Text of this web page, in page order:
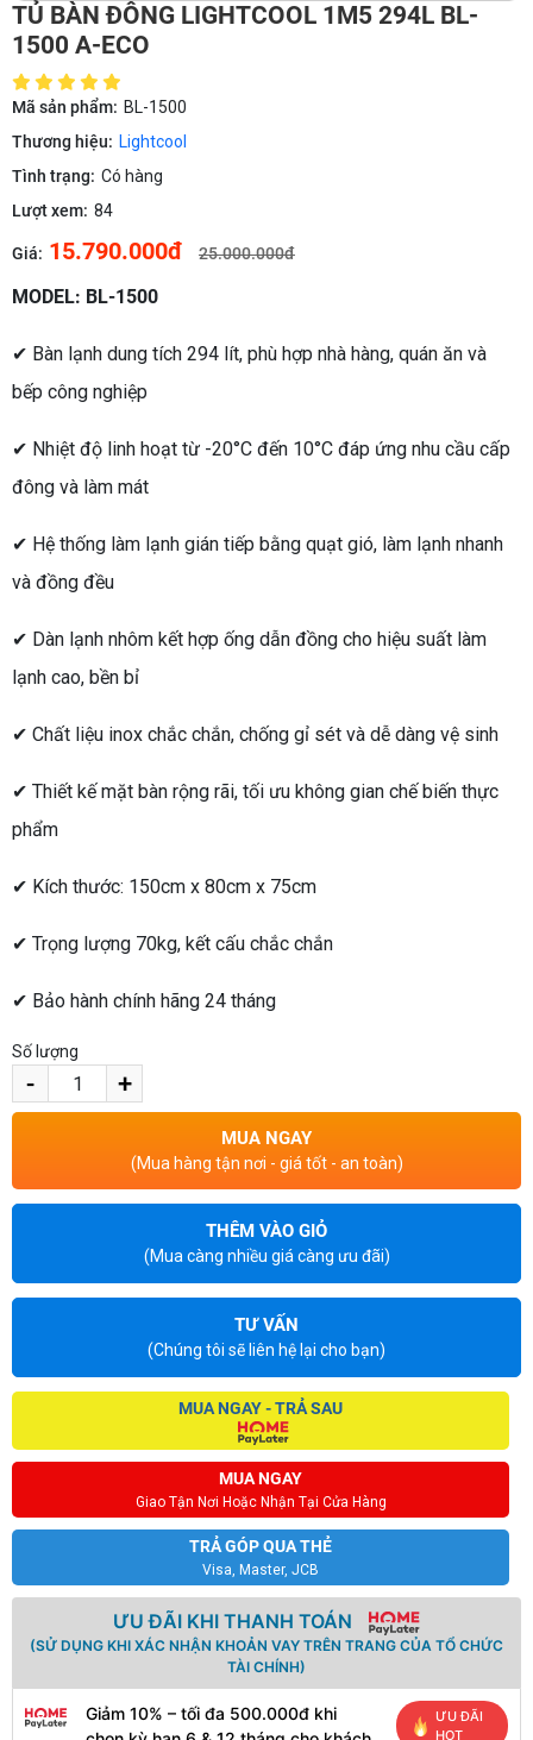
TỦ BÀN ĐÔNG LIGHTCOOL 1M5 294L BL-
1500 A-ECO
Mã sản phẩm: BL-1500
Thương hiệu: Lightcool
Tình trạng: Có hàng
Lượt xem: 84
Giá: 15.790.000đ 25.000.000đ
MODEL: BL-1500
✔ Bàn lạnh dung tích 294 lít, phù hợp nhà hàng, quán ăn và
bếp công nghiệp
✔ Nhiệt độ linh hoạt từ -20°C đến 10°C đáp ứng nhu cầu cấp
đông và làm mát
✔ Hệ thống làm lạnh gián tiếp bằng quạt gió, làm lạnh nhanh
và đồng đều
✔ Dàn lạnh nhôm kết hợp ống dẫn đồng cho hiệu suất làm
lạnh cao, bền bỉ
✔ Chất liệu inox chắc chắn, chống gỉ sét và dễ dàng vệ sinh
✔ Thiết kế mặt bàn rộng rãi, tối ưu không gian chế biến thực
phẩm
✔ Kích thước: 150cm x 80cm x 75cm
✔ Trọng lượng 70kg, kết cấu chắc chắn
✔ Bảo hành chính hãng 24 tháng
Số lượng
- +
MUA NGAY
(Mua hàng tận nơi - giá tốt - an toàn)
THÊM VÀO GIỎ
(Mua càng nhiều giá càng ưu đãi)
TƯ VẤN
(Chúng tôi sẽ liên hệ lại cho bạn)
MUA NGAY
Giao Tận Nơi Hoặc Nhận Tại Cửa Hàng
TRẢ GÓP QUA THẺ
Visa, Master, JCB
MUA NGAY - TRẢ SAU
ƯU ĐÃI KHI THANH TOÁN
(SỬ DỤNG KHI XÁC NHẬN KHOẢN VAY TRÊN TRANG CỦA TỔ CHỨC
TÀI CHÍNH)
Giảm 10% – tối đa 500.000đ khi
ƯU ĐÃI
HOT